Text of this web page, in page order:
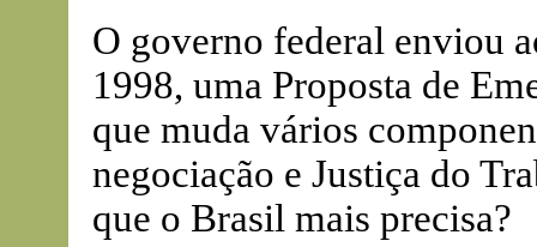
O governo federal enviou
1998, uma Proposta de
que muda vários
negociação e Justiça do
que o Brasil mais precisa?